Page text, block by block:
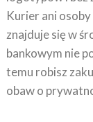
znajduje się w
bankowym nie
temu robisz
obaw o